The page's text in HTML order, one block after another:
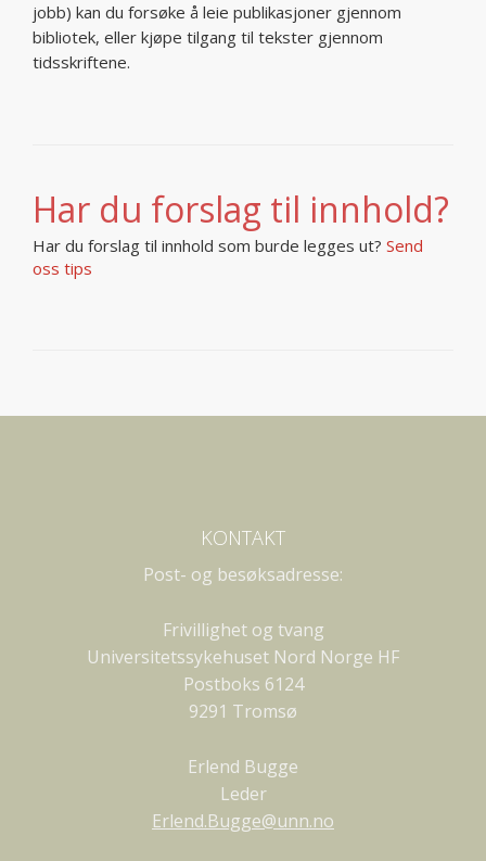
jobb) kan du forsøke å leie publikasjoner gjennom
bibliotek, eller kjøpe tilgang til tekster gjennom
tidsskriftene.
Har du forslag til innhold?
Har du forslag til innhold som burde legges ut? Send
oss tips
KONTAKT
Post- og besøksadresse:
Frivillighet og tvang
Universitetssykehuset Nord Norge HF
Postboks 6124
9291 Tromsø
Erlend Bugge
Leder
Erlend.Bugge@unn.no